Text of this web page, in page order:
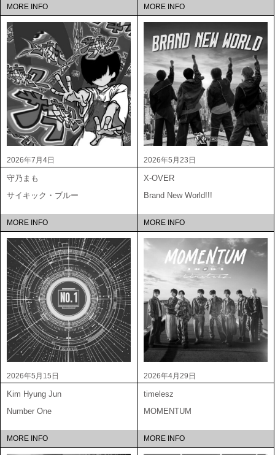
MORE INFO MORE INFO
2026年7月4日
守乃まも
サイキック・ブルー
MORE INFO
2026年5月23日
X-OVER
Brand New World!!!
MORE INFO
2026年5月15日
Kim Hyung Jun
Number One
MORE INFO
2026年4月29日
timelesz
MOMENTUM
MORE INFO